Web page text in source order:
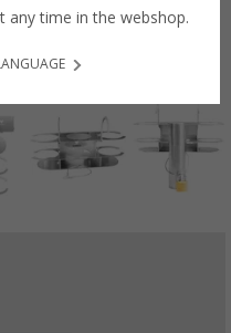
any time in the webshop.